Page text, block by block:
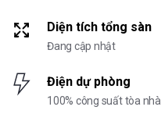
Diện tích tổng sàn
Đang cập nhật
Điện dự phòng
100% công suất tòa nhà